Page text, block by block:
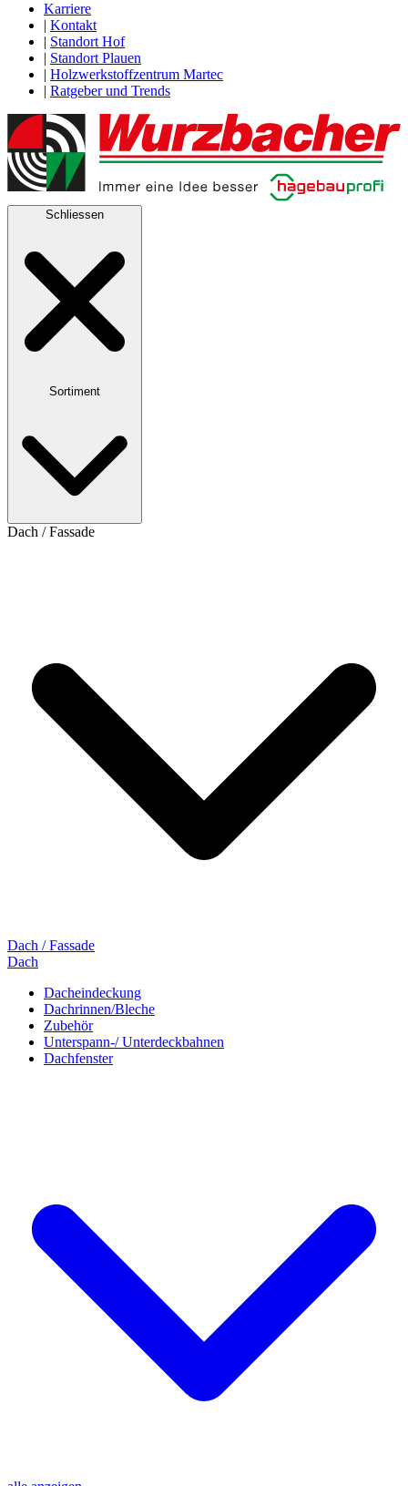
Karriere
| Kontakt
| Standort Hof
| Standort Plauen
| Holzwerkstoffzentrum Martec
| Ratgeber und Trends
Schliessen
Sortiment
Dach / Fassade
Dach / Fassade
Dach
Dacheindeckung
Dachrinnen/Bleche
Zubehör
Unterspann-/ Unterdeckbahnen
Dachfenster